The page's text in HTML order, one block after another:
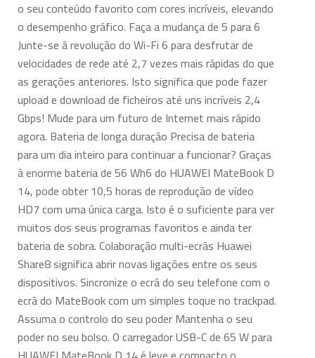
o seu conteúdo favorito com cores incríveis, elevando
o desempenho gráfico. Faça a mudança de 5 para 6
Junte-se à revolução do Wi-Fi 6 para desfrutar de
velocidades de rede até 2,7 vezes mais rápidas do que
as gerações anteriores. Isto significa que pode fazer
upload e download de ficheiros até uns incríveis 2,4
Gbps! Mude para um futuro de Internet mais rápido
agora. Bateria de longa duração Precisa de bateria
para um dia inteiro para continuar a funcionar? Graças
à enorme bateria de 56 Wh6 do HUAWEI MateBook D
14, pode obter 10,5 horas de reprodução de vídeo
HD7 com uma única carga. Isto é o suficiente para ver
muitos dos seus programas favoritos e ainda ter
bateria de sobra. Colaboração multi-ecrãs Huawei
Share8 significa abrir novas ligações entre os seus
dispositivos. Sincronize o ecrã do seu telefone com o
ecrã do MateBook com um simples toque no trackpad.
Assuma o controlo do seu poder Mantenha o seu
poder no seu bolso. O carregador USB-C de 65 W para